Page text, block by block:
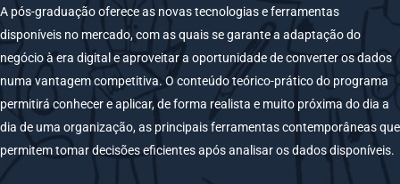
A pós-graduação oferece as novas tecnologias e ferramentas
disponíveis no mercado, com as quais se garante a adaptação do
negócio à era digital e aproveitar a oportunidade de converter os dados
numa vantagem competitiva. O conteúdo teórico-prático do programa
permitirá conhecer e aplicar, de forma realista e muito próxima do dia a
dia de uma organização, as principais ferramentas contemporâneas que
permitem tomar decisões eficientes após analisar os dados disponíveis.